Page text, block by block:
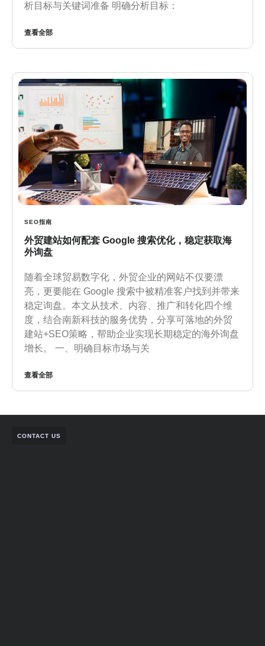
析目标与关键词准备 明确分析目标：
查看全部
SEO指南
外贸建站如何配套 Google 搜索优化，稳定获取海
外询盘
随着全球贸易数字化，外贸企业的网站不仅要漂
亮，更要能在 Google 搜索中被精准客户找到并带来
稳定询盘。本文从技术、内容、推广和转化四个维
度，结合南新科技的服务优势，分享可落地的外贸
建站+SEO策略，帮助企业实现长期稳定的海外询盘
增长。 一、明确目标市场与关
查看全部
CONTACT US